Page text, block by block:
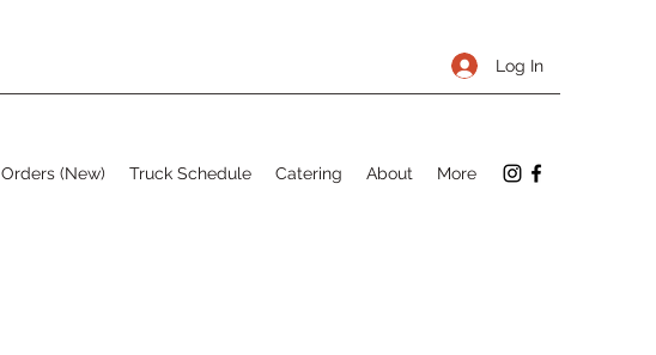
Log In
(New) Truck Schedule Catering About More